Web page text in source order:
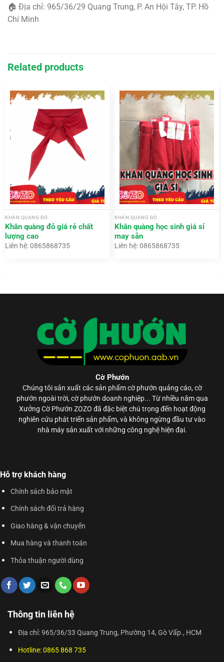
🏠 Địa chỉ: 965/36/29 Quang Trung, P. An Hội Tây, TP. Hồ
Chí Minh
Related products
KHĂN QUÀNG ĐỎ
Khăn quàng đỏ giá rẻ chất
lượng cao
Liên hệ: 0865868735
KHĂN QUÀNG ĐỎ
Khăn quàng học sinh giá sỉ
may sẵn
Liên hệ: 0865868735
Cờ Phướn
Chúng tôi sản xuất các sản phẩmcờ phướn quảng cáo, cờ
phướn ngoài trời, cờ phướn doanh nghiệp... Từ nhiều năm qua
Xưởng Cờ Phướn ZOZO đã đặc biệt chú trọng đến hoạt động
nghiên cứu phát triển sản phẩm, và không ngừng đầu tư vào
nhà máy sản xuất với những công nghệ hiện đại.
Hỗ trợ khách hàng
Chính sách bảo mật
Chính sách đổi trả hàng
Giao hàng & vận chuyển
Mua hàng và thanh toán
Thỏa thuận người dùng
Thông tin liên hệ
Địa chỉ: 965/36/33 Quang Trung, Phường 14, Gò Vấp., HCM
Hotline: 0865 868 735